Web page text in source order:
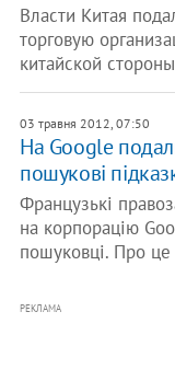
Власти Китая
торговую
китайской
03 травня 2012, 07:50
На Google
пошукові
Французькі
на корпорацію
пошуковці. Про
РЕКЛАМА